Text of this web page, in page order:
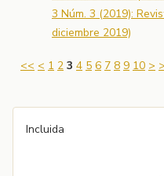
3 Núm. 3 (2019):
diciembre 2019)
<< < 1 2 3 4 5 6 7 8 9 10 >
Incluida